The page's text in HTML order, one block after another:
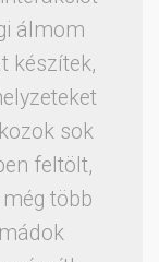
álmom
készítek,
sok
feltölt,
több